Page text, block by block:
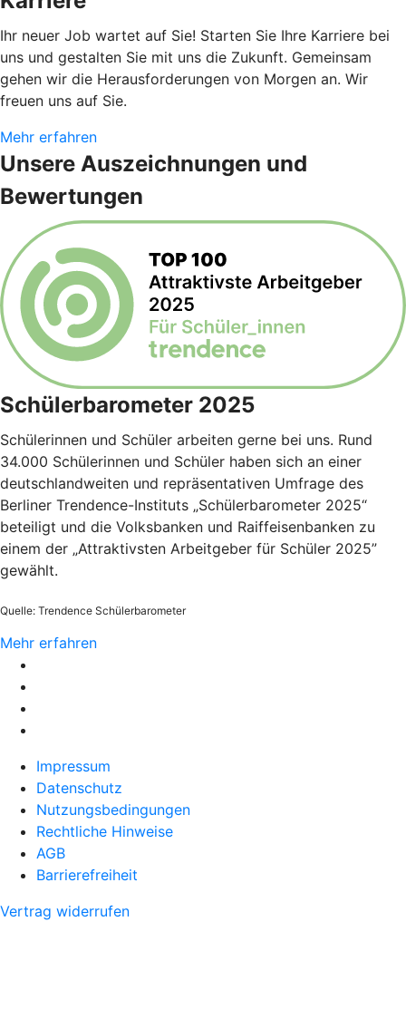
Ihr neuer Job wartet auf Sie! Starten Sie Ihre Karriere bei
uns und gestalten Sie mit uns die Zukunft. Gemeinsam
gehen wir die Herausforderungen von Morgen an. Wir
freuen uns auf Sie.
Mehr erfahren
Unsere Auszeichnungen und
Bewertungen
Schülerbarometer 2025
Schülerinnen und Schüler arbeiten gerne bei uns. Rund
34.000 Schülerinnen und Schüler haben sich an einer
deutschlandweiten und repräsentativen Umfrage des
Berliner Trendence-Instituts „Schülerbarometer 2025“
beteiligt und die Volksbanken und Raiffeisenbanken zu
einem der „Attraktivsten Arbeitgeber für Schüler 2025”
gewählt.
Quelle: Trendence Schülerbarometer
Mehr erfahren
Impressum
Datenschutz
Nutzungsbedingungen
Rechtliche Hinweise
AGB
Barrierefreiheit
Vertrag widerrufen